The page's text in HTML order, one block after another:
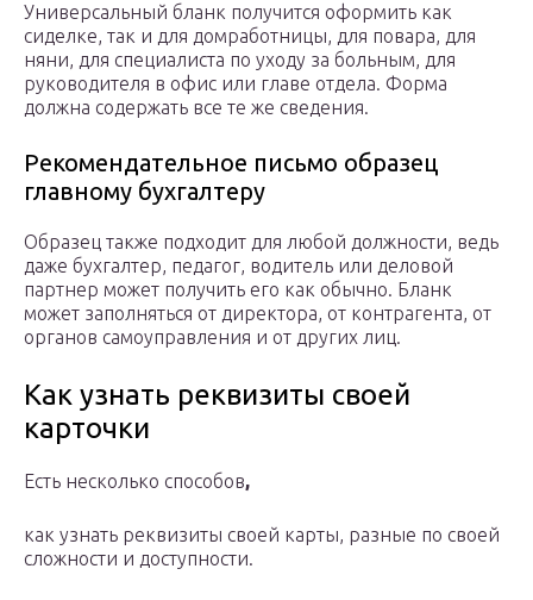
Универсальный бланк получится оформить как
сиделке, так и для домработницы, для повара, для
няни, для специалиста по уходу за больным, для
руководителя в офис или главе отдела. Форма
должна содержать все те же сведения.
Рекомендательное письмо образец
главному бухгалтеру
Образец также подходит для любой должности, ведь
даже бухгалтер, педагог, водитель или деловой
партнер может получить его как обычно. Бланк
может заполняться от директора, от контрагента, от
органов самоуправления и от других лиц.
Как узнать реквизиты своей
карточки
Есть несколько способов,
как узнать реквизиты своей карты, разные по своей
сложности и доступности.